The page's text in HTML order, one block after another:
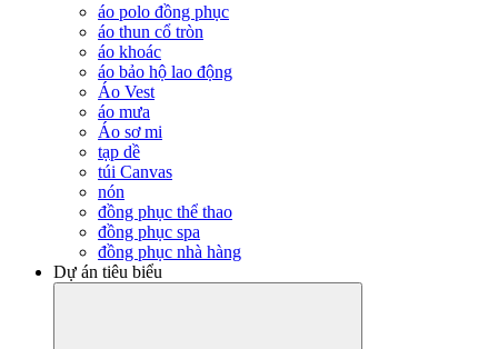
áo polo đồng phục
áo thun cổ tròn
áo khoác
áo bảo hộ lao động
Áo Vest
áo mưa
Áo sơ mi
tạp dề
túi Canvas
nón
đồng phục thể thao
đồng phục spa
đồng phục nhà hàng
Dự án tiêu biểu